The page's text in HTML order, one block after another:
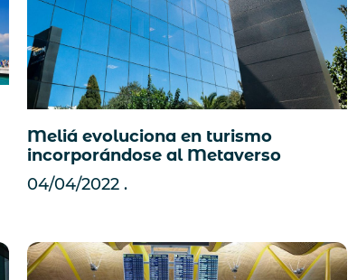
Meliá evoluciona en turismo
incorporándose al Metaverso
04/04/2022